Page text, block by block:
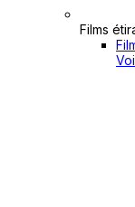
Films